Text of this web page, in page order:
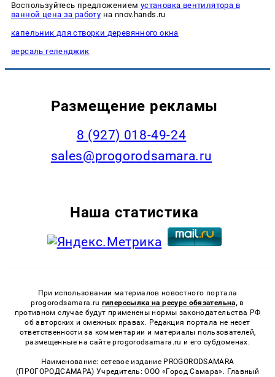
Воспользуйтесь предложением установка вентилятора в
ванной цена за работу на nnov.hands.ru
капельник для створки деревянного окна
версаль геленджик
Размещение рекламы
8 (927) 018-49-24
sales@progorodsamara.ru
Наша статистика
При использовании материалов новостного портала
progorodsamara.ru гиперссылка на ресурс обязательна, в
противном случае будут применены нормы законодательства РФ
об авторских и смежных правах. Редакция портала не несет
ответственности за комментарии и материалы пользователей,
размещенные на сайте progorodsamara.ru и его субдоменах.
Наименование: сетевое издание PROGORODSAMARA
(ПРОГОРОДСАМАРА) Учредитель: ООО «Город Самара». Главный